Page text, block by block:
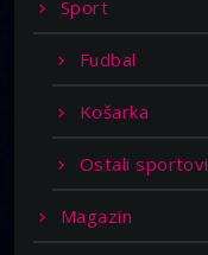
Sport
Fudbal
Košarka
Ostali sportovi
Magazin